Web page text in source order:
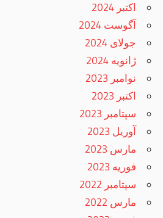
اکتبر 2024
آگوست 2024
جولای 2024
ژانویه 2024
نوامبر 2023
اکتبر 2023
سپتامبر 2023
آوریل 2023
مارس 2023
فوریه 2023
سپتامبر 2022
مارس 2022